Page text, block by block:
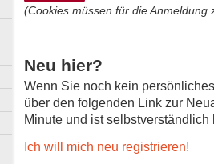
(Cookies müssen für die Anmeldung
Neu hier?
Wenn Sie noch kein
über den folgenden Link zur
Minute und ist selbstverständlich
Ich will mich neu registrieren!